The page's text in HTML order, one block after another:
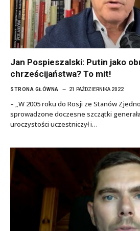
Jan Pospieszalski: Putin jako
chrześcijaństwa? To mit!
STRONA GŁÓWNA 21 PAŹDZIERNIKA 2022
– „W 2005 roku do Rosji ze Stanów
sprowadzone doczesne szczątki
uroczystości uczestniczył i…